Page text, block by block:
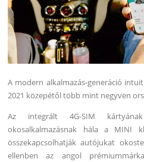
A modern alkalmazás-generáció
2021 közepétől több mint negyven
Az integrált 4G-SIM
okosalkalmazásnak hála a MINI
összekapcsolhatják autójukat
ellenben az angol